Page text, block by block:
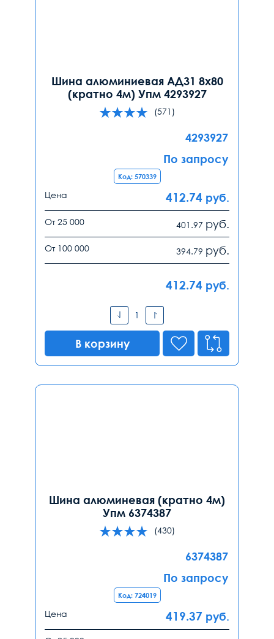
Шина алюминиевая АД31 8х80
(кратно 4м) Упм 4293927
(571)
4293927
По запросу
Код: 570339
Цена 412.74 руб.
От 25 000 401.97 руб.
От 100 000 394.79 руб.
412.74 руб.
В корзину
Шина алюминевая (кратно 4м)
Упм 6374387
(430)
6374387
По запросу
Код: 724019
Цена 419.37 руб.